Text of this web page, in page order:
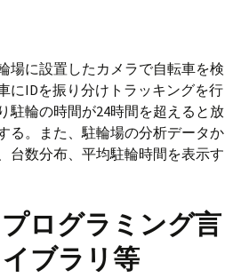
場に設置したカメラで自転車を検
にIDを振り分けトラッキングを行
駐輪の時間が24時間を超えると放
る。また、駐輪場の分析データか
台数分布、平均駐輪時間を表示す
ログラミング言
ブラリ等